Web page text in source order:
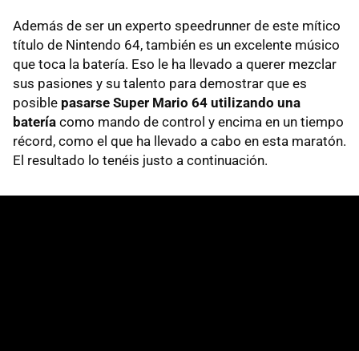
Además de ser un experto speedrunner de este mítico
título de Nintendo 64, también es un excelente músico
que toca la batería. Eso le ha llevado a querer mezclar
sus pasiones y su talento para demostrar que es
posible pasarse Super Mario 64 utilizando una
batería como mando de control y encima en un tiempo
récord, como el que ha llevado a cabo en esta maratón.
El resultado lo tenéis justo a continuación.